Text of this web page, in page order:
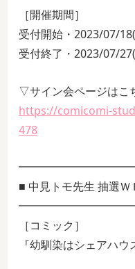
［開催期間］
受付開始・2023/07/
受付終了・2023/07/
▽サイン会ページはこ
https://comicomi-
478
■ 中見トモ先生 抽選Ｗ
［コミック］
『幼馴染はシェアハウ